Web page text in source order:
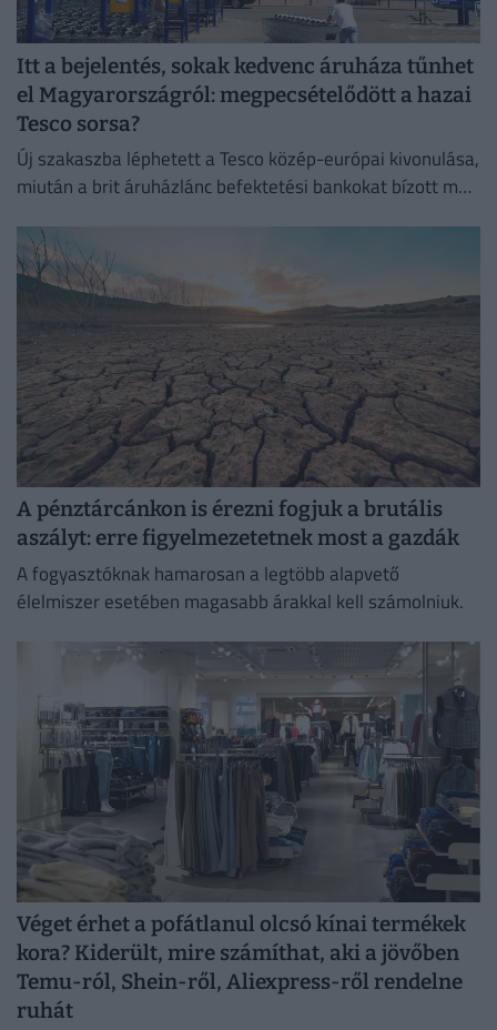
Itt a bejelentés, sokak kedvenc áruháza tűnhet
el Magyarországról: megpecsételődött a hazai
Tesco sorsa?
Új szakaszba léphetett a Tesco közép-európai kivonulása,
miután a brit áruházlánc befektetési bankokat bízott meg
A pénztárcánkon is érezni fogjuk a brutális
aszályt: erre figyelmezetetnek most a gazdák
A fogyasztóknak hamarosan a legtöbb alapvető
élelmiszer esetében magasabb árakkal kell számolniuk.
Véget érhet a pofátlanul olcsó kínai termékek
kora? Kiderült, mire számíthat, aki a jövőben
Temu-ról, Shein-ről, Aliexpress-ről rendelne
ruhát